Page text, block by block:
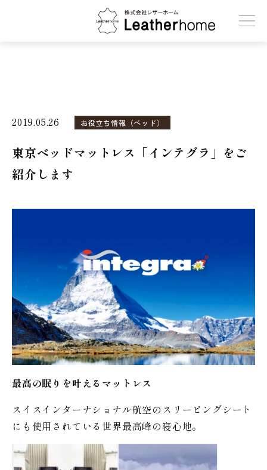
株式会社レザーホーム
2019.05.26 お役立ち情報（ベッド）
東京ベッドマットレス「インテグラ」をご
紹介します
最高の眠りを叶えるマットレス
スイスインターナショナル航空のスリーピングシート
にも使用されている世界最高峰の寝心地。